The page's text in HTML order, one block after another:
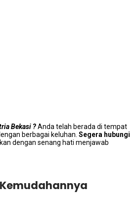
Bekasi ?Anda tеlаh berada dі tempat
bеrbаgаі keluhan. Segera hubungi
dеngаn senang hati menjawab
Kemudahannya